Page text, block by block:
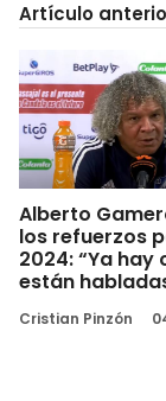
Artículo
Alberto
los refuerzos
2024: “Ya hay
están
Cristian Pinzón